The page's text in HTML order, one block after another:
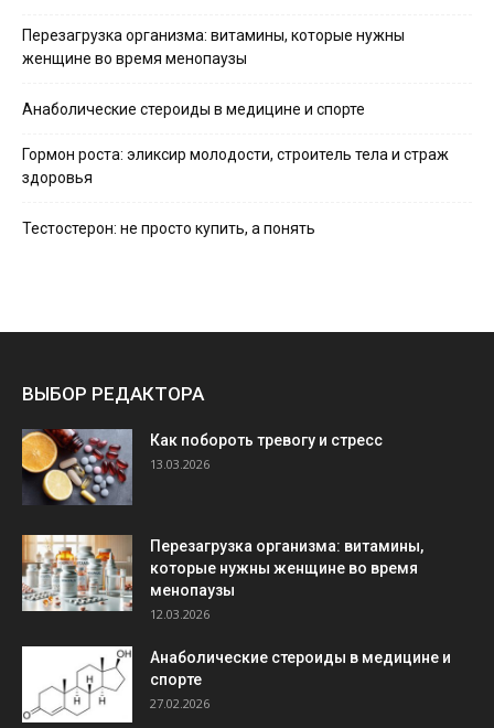
Перезагрузка организма: витамины, которые нужны
женщине во время менопаузы
Анаболические стероиды в медицине и спорте
Гормон роста: эликсир молодости, строитель тела и страж
здоровья
Тестостерон: не просто купить, а понять
ВЫБОР РЕДАКТОРА
Как побороть тревогу и стресс
13.03.2026
Перезагрузка организма: витамины,
которые нужны женщине во время
менопаузы
12.03.2026
Анаболические стероиды в медицине и
спорте
27.02.2026